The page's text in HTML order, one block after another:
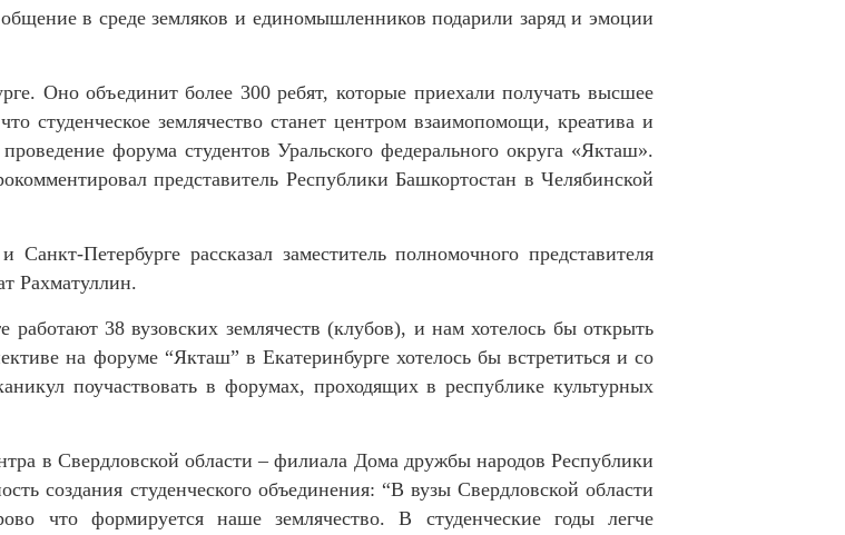
в среде земляков и единомышленников подарили заряд и эмоции
Оно объединит более 300 ребят, которые приехали получать высшее
студенческое землячество станет центром взаимопомощи, креатива и
форума студентов Уральского федерального округа «Якташ».
представитель Республики Башкортостан в Челябинской
Петербурге рассказал заместитель полномочного представителя
Рахматуллин.
38 вузовских землячеств (клубов), и нам хотелось бы открыть
на форуме “Якташ” в Екатеринбурге хотелось бы встретиться и со
поучаствовать в форумах, проходящих в республике культурных
в Свердловской области – филиала Дома дружбы народов Республики
создания студенческого объединения: “В вузы Свердловской области
что формируется наше землячество. В студенческие годы легче